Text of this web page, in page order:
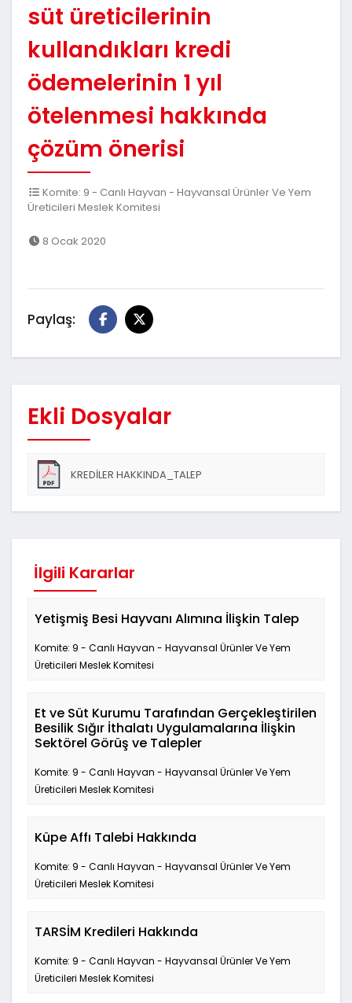
süt üreticilerinin
kullandıkları kredi
ödemelerinin 1 yıl
ötelenmesi hakkında
çözüm önerisi
Komite: 9 - Canlı Hayvan - Hayvansal Ürünler Ve Yem
Üreticileri Meslek Komitesi
8 Ocak 2020
Paylaş:
Ekli Dosyalar
KREDİLER HAKKINDA_TALEP
İlgili Kararlar
Yetişmiş Besi Hayvanı Alımına İlişkin Talep
Komite: 9 - Canlı Hayvan - Hayvansal Ürünler Ve Yem
Üreticileri Meslek Komitesi
Et ve Süt Kurumu Tarafından Gerçekleştirilen
Besilik Sığır İthalatı Uygulamalarına İlişkin
Sektörel Görüş ve Talepler
Komite: 9 - Canlı Hayvan - Hayvansal Ürünler Ve Yem
Üreticileri Meslek Komitesi
Küpe Affı Talebi Hakkında
Komite: 9 - Canlı Hayvan - Hayvansal Ürünler Ve Yem
Üreticileri Meslek Komitesi
TARSİM Kredileri Hakkında
Komite: 9 - Canlı Hayvan - Hayvansal Ürünler Ve Yem
Üreticileri Meslek Komitesi